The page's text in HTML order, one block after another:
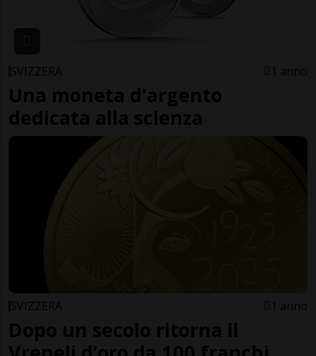
SVIZZERA 1 anno
Una moneta d'argento
dedicata alla scienza
SVIZZERA 1 anno
Dopo un secolo ritorna il